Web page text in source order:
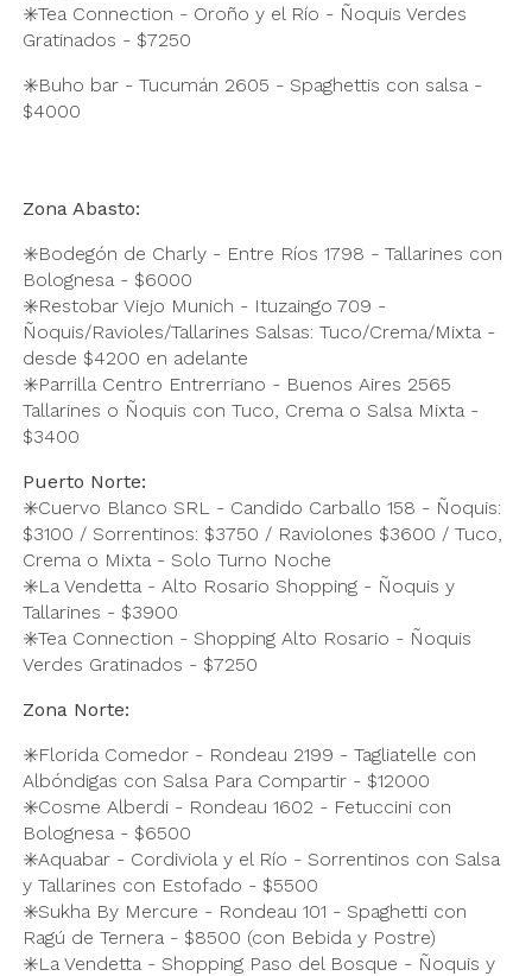
✳️Tea Connection - Oroño y el Río - Ñoquis Verdes
Gratinados - $7250
✳️Buho bar - Tucumán 2605 - Spaghettis con salsa -
$4000
Zona Abasto:
✳️Bodegón de Charly - Entre Ríos 1798 - Tallarines con
Bolognesa - $6000
✳️Restobar Viejo Munich - Ituzaingo 709 -
Ñoquis/Ravioles/Tallarines Salsas: Tuco/Crema/Mixta -
desde $4200 en adelante
✳️Parrilla Centro Entrerriano - Buenos Aires 2565
Tallarines o Ñoquis con Tuco, Crema o Salsa Mixta -
$3400
Puerto Norte:
✳️Cuervo Blanco SRL - Candido Carballo 158 - Ñoquis:
$3100 / Sorrentinos: $3750 / Raviolones $3600 / Tuco,
Crema o Mixta - Solo Turno Noche
✳️La Vendetta - Alto Rosario Shopping - Ñoquis y
Tallarines - $3900
✳️Tea Connection - Shopping Alto Rosario - Ñoquis
Verdes Gratinados - $7250
Zona Norte:
✳️Florida Comedor - Rondeau 2199 - Tagliatelle con
Albóndigas con Salsa Para Compartir - $12000
✳️Cosme Alberdi - Rondeau 1602 - Fetuccini con
Bolognesa - $6500
✳️Aquabar - Cordiviola y el Río - Sorrentinos con Salsa
y Tallarines con Estofado - $5500
✳️Sukha By Mercure - Rondeau 101 - Spaghetti con
Ragú de Ternera - $8500 (con Bebida y Postre)
✳️La Vendetta - Shopping Paso del Bosque - Ñoquis y